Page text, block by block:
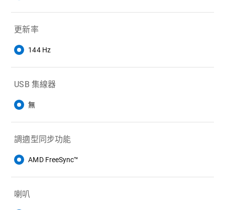
更新率
144 Hz
USB 集線器
無
調適型同步功能
AMD FreeSync™
喇叭